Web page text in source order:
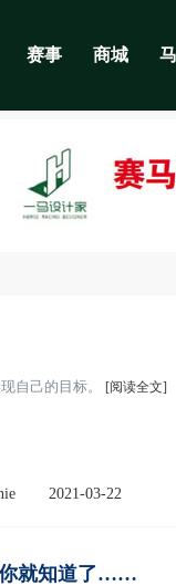
赛事 商城
自己的目标。 [阅读全文]
2021-03-22
你就知道了……